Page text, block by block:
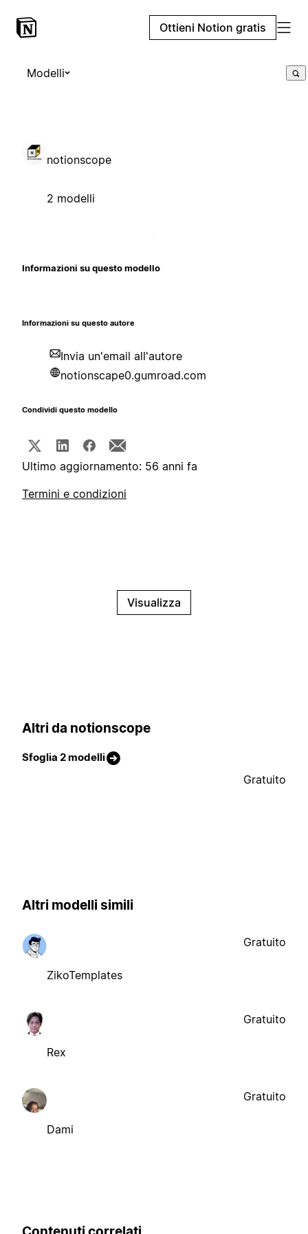
Ottieni Notion gratis
Modelli
notionscope
2 modelli
Informazioni su questo modello
Informazioni su questo autore
Invia un'email all'autore
notionscape0.gumroad.com
Condividi questo modello
Ultimo aggiornamento: 56 anni fa
Termini e condizioni
Visualizza
Altri da notionscope
Sfoglia 2 modelli
Gratuito
Altri modelli simili
ZikoTemplates
Gratuito
Rex
Gratuito
Dami
Gratuito